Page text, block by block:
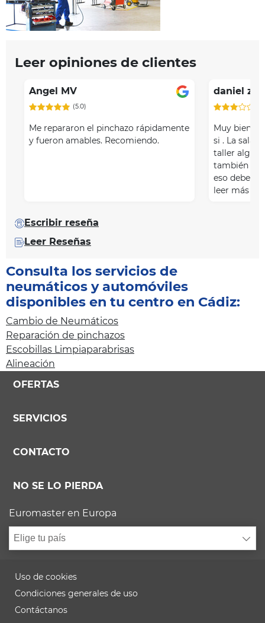
Leer opiniones de clientes
Angel MV
(5.0)
Me repararon el pinchazo rápidamente
y fueron amables. Recomiendo.
daniel
Muy bien ,
si . La sala
taller algo
también los
eso
leer más
Escribir reseña
Leer Reseñas
Consulta los servicios de
neumáticos y automóviles
disponibles en tu centro en Cádiz:
Cambio de Neumáticos
Reparación de pinchazos
Escobillas Limpiaparabrisas
Alineación
OFERTAS
SERVICIOS
CONTACTO
NO SE LO PIERDA
Euromaster en Europa
Elige tu país
Uso de cookies
Condiciones generales de uso
Contáctanos